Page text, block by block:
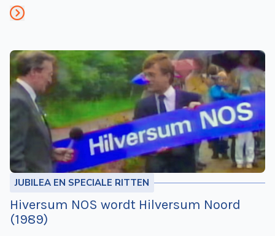
JUBILEA EN SPECIALE RITTEN
Hiversum NOS wordt Hilversum Noord
(1989)